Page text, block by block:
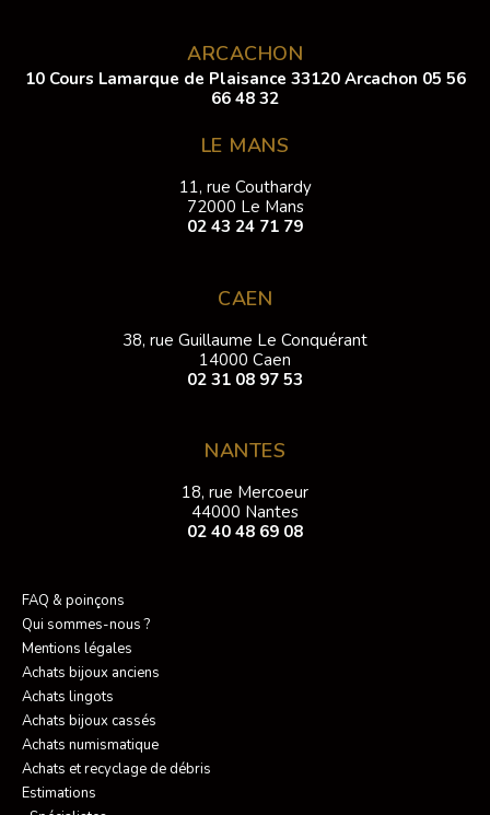
ARCACHON
10 Cours Lamarque de Plaisance 33120 Arcachon 05 56
66 48 32
LE MANS
11, rue Couthardy
72000 Le Mans
02 43 24 71 79
CAEN
38, rue Guillaume Le Conquérant
14000 Caen
02 31 08 97 53
NANTES
18, rue Mercoeur
44000 Nantes
02 40 48 69 08
FAQ & poinçons
Qui sommes-nous ?
Mentions légales
Achats bijoux anciens
Achats lingots
Achats bijoux cassés
Achats numismatique
Achats et recyclage de débris
Estimations